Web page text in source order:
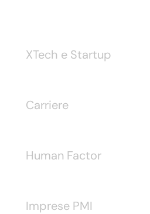
XTech e Startup
Carriere
Human Factor
Imprese PMI